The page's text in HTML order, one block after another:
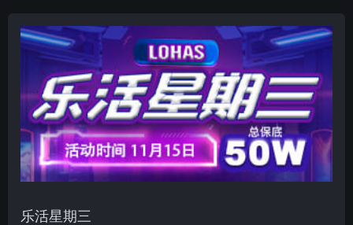
乐活星期三